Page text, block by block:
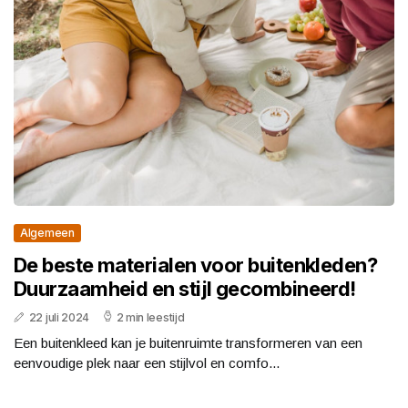
Algemeen
De beste materialen voor buitenkleden?
Duurzaamheid en stijl gecombineerd!
22 juli 2024 2 min leestijd
Een buitenkleed kan je buitenruimte transformeren van een
eenvoudige plek naar een stijlvol en comfo...